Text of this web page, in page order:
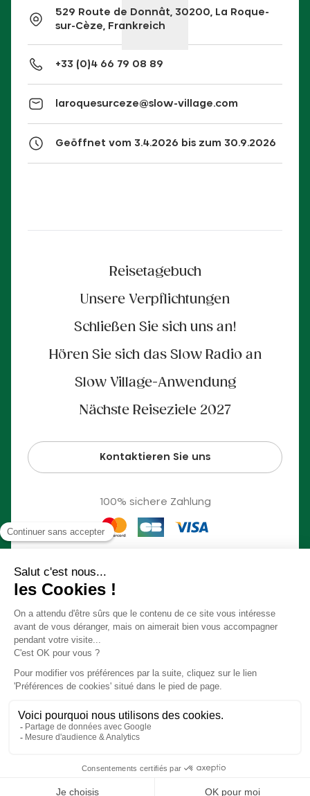
529 Route de Donnât, 30200, La Roque-
sur-Cèze, Frankreich
+33 (0)4 66 79 08 89
laroquesurceze@slow-village.com
Geöffnet vom 3.4.2026 bis zum 30.9.2026
Reisetagebuch
Unsere Verpflichtungen
Schließen Sie sich uns an!
Hören Sie sich das Slow Radio an
Slow Village-Anwendung
Nächste Reiseziele 2027
Kontaktieren Sie uns
100% sichere Zahlung
Cookie-Einstellungen
Unser Konzept in einem Video
Rechtliche Hinweise
Realisierung Studio Meta